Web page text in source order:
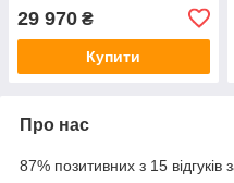
29 970 ₴
Купити
Про нас
87% позитивних з 15 відгуків